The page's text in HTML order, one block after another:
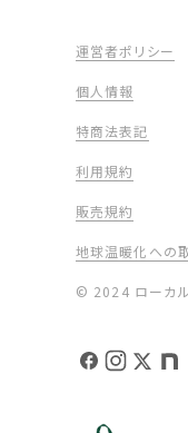
© 2024 ローカル
運営者ポリシー
個人情報
特商法表記
利用規約
販売規約
地球温暖化への